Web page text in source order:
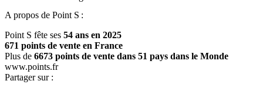
A propos de Point S :
Point S fête ses 54 ans en 2025
671 points de vente en France
Plus de 6673 points de vente dans 51 pays dans le Monde
www.points.fr
Partager sur :